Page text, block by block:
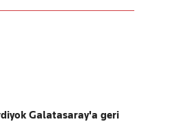
Galatasaray'a geri